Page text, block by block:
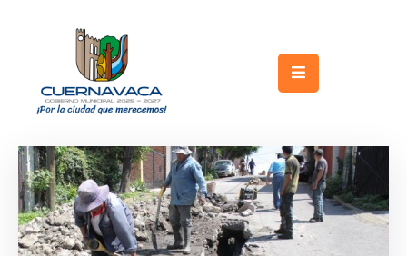
Gobierno
Turismo
Trámites
y
Servicios